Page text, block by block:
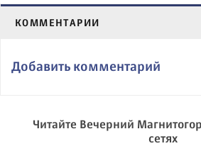
КОММЕНТАРИИ
Добавить комментарий
Читайте Вечерний
сетях